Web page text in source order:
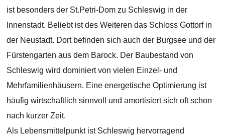
ist besonders der St.Petri-Dom zu Schleswig in der
Innenstadt. Beliebt ist des Weiteren das Schloss Gottorf in
der Neustadt. Dort befinden sich auch der Burgsee und der
Fürstengarten aus dem Barock. Der Baubestand von
Schleswig wird dominiert von vielen Einzel- und
Mehrfamilienhäusern. Eine energetische Optimierung ist
häufig wirtschaftlich sinnvoll und amortisiert sich oft schon
nach kurzer Zeit.
Als Lebensmittelpunkt ist Schleswig hervorragend